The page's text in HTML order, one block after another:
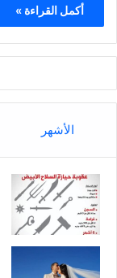
أكمل القراءة »
الأشهر